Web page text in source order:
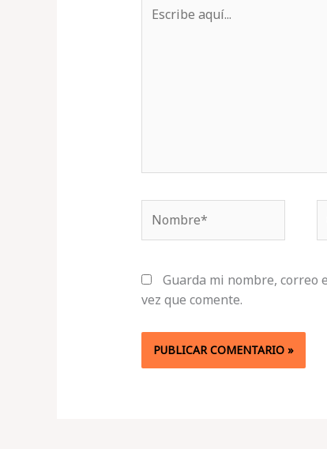
aquí...
Guarda mi nombre, correo
vez que comente.